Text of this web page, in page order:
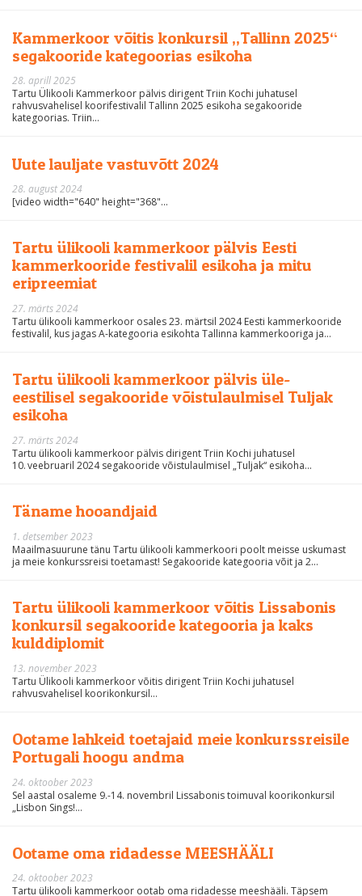
Kammerkoor võitis konkursil „Tallinn 2025“
segakooride kategoorias esikoha
28. aprill 2025
Tartu Ülikooli Kammerkoor pälvis dirigent Triin Kochi juhatusel
rahvusvahelisel koorifestivalil Tallinn 2025 esikoha segakooride
kategoorias. Triin...
Uute lauljate vastuvõtt 2024
28. august 2024
[video width="640" height="368"...
Tartu ülikooli kammerkoor pälvis Eesti
kammerkooride festivalil esikoha ja mitu
eripreemiat
27. märts 2024
Tartu ülikooli kammerkoor osales 23. märtsil 2024 Eesti kammerkooride
festivalil, kus jagas A-kategooria esikohta Tallinna kammerkooriga ja...
Tartu ülikooli kammerkoor pälvis üle-
eestilisel segakooride võistulaulmisel Tuljak
esikoha
27. märts 2024
Tartu ülikooli kammerkoor pälvis dirigent Triin Kochi juhatusel
10. veebruaril 2024 segakooride võistulaulmisel „Tuljak“ esikoha...
Täname hooandjaid
1. detsember 2023
Maailmasuurune tänu Tartu ülikooli kammerkoori poolt meisse uskumast
ja meie konkurssreisi toetamast! Segakooride kategooria võit ja 2...
Tartu ülikooli kammerkoor võitis Lissabonis
konkursil segakooride kategooria ja kaks
kulddiplomit
13. november 2023
Tartu Ülikooli kammerkoor võitis dirigent Triin Kochi juhatusel
rahvusvahelisel koorikonkursil...
Ootame lahkeid toetajaid meie konkurssreisile
Portugali hoogu andma
24. oktoober 2023
Sel aastal osaleme 9.-14. novembril Lissabonis toimuval koorikonkursil
„Lisbon Sings!...
Ootame oma ridadesse MEESHÄÄLI
24. oktoober 2023
Tartu ülikooli kammerkoor ootab oma ridadesse meeshääli. Täpsem